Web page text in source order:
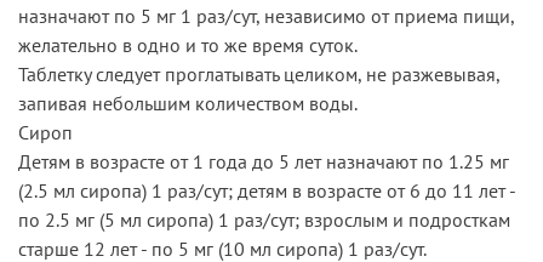
назначают по 5 мг 1 раз/сут, независимо от приема пищи,
желательно в одно и то же время суток.
Таблетку следует проглатывать целиком, не разжевывая,
запивая небольшим количеством воды.
Сироп
Детям в возрасте от 1 года до 5 лет назначают по 1.25 мг
(2.5 мл сиропа) 1 раз/сут; детям в возрасте от 6 до 11 лет -
по 2.5 мг (5 мл сиропа) 1 раз/сут; взрослым и подросткам
старше 12 лет - по 5 мг (10 мл сиропа) 1 раз/сут.